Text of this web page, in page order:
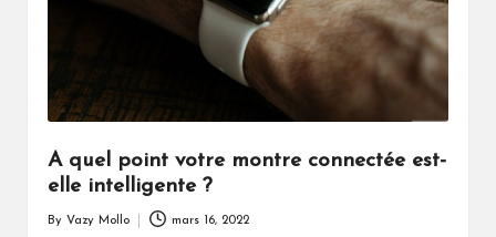
A quel point votre montre connectée est-
elle intelligente ?
By Vazy Mollo mars 16, 2022